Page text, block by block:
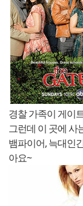
경찰 가족이 게이
그런데 이 곳에 사
뱀파이어, 늑대인
아요~